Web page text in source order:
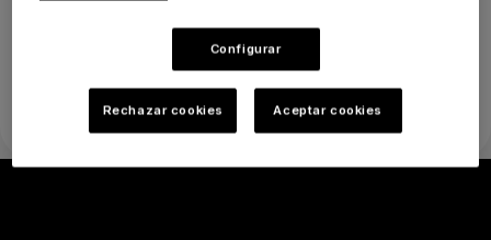
Configurar
Rechazar cookies Aceptar cookies